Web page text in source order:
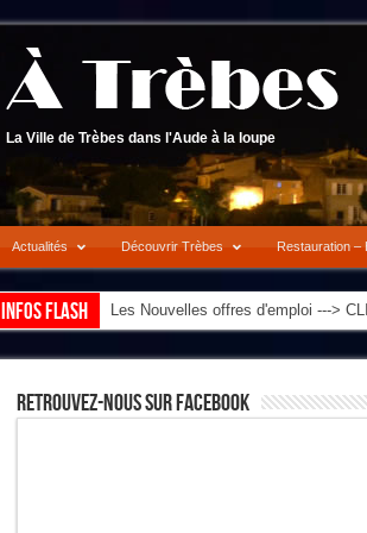
La Ville de Trèbes dans l'Aude à la loupe
Actualités Découvrir Trèbes Restauration –
Infos flash Les Nouvelles offres d'emploi --->
Retrouvez-Nous Sur Facebook